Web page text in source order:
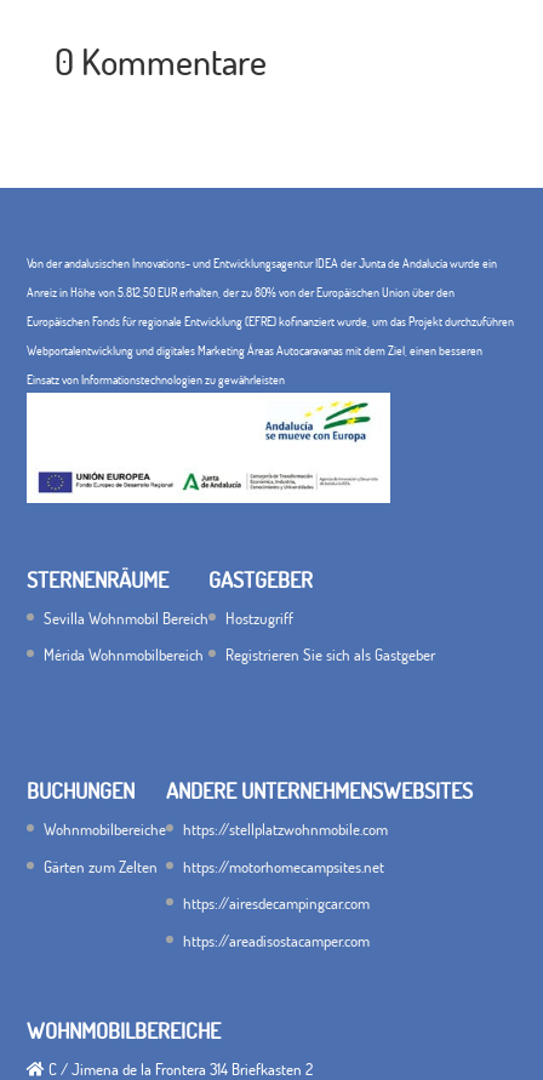
0 Kommentare
Von der andalusischen Innovations- und Entwicklungsagentur IDEA der Junta de Andalucía wurde ein
Anreiz in Höhe von 5.812,50 EUR erhalten, der zu 80% von der Europäischen Union über den
Europäischen Fonds für regionale Entwicklung (EFRE) kofinanziert wurde, um das Projekt durchzuführen
Webportalentwicklung und digitales Marketing Áreas Autocaravanas mit dem Ziel, einen besseren
Einsatz von Informationstechnologien zu gewährleisten
STERNENRÄUME
Sevilla Wohnmobil Bereich
Mérida Wohnmobilbereich
GASTGEBER
Hostzugriff
Registrieren Sie sich als Gastgeber
BUCHUNGEN
Wohnmobilbereiche
Gärten zum Zelten
ANDERE UNTERNEHMENSWEBSITES
https://stellplatzwohnmobile.com
https://motorhomecampsites.net
https://airesdecampingcar.com
https://areadisostacamper.com
WOHNMOBILBEREICHE
C / Jimena de la Frontera 314 Briefkasten 2